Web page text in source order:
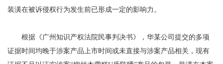
装潢在被诉侵权行为发生前已形成一定的影响力。
根据《广州知识产权法院民事判决书》，华某公司提交的多项
证据时间均晚于涉案产品上市时间或未直接与涉案产品相关，现有